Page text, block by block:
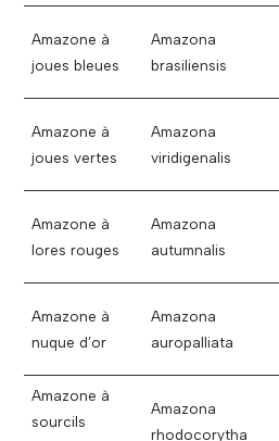
Amazone à
joues bleues
Amazona
brasiliensis
Amazone à
joues vertes
Amazona
viridigenalis
Amazone à
lores rouges
Amazona
autumnalis
Amazone à
nuque d’or
Amazona
auropalliata
Amazone à
sourcils
Amazona
rhodocorytha